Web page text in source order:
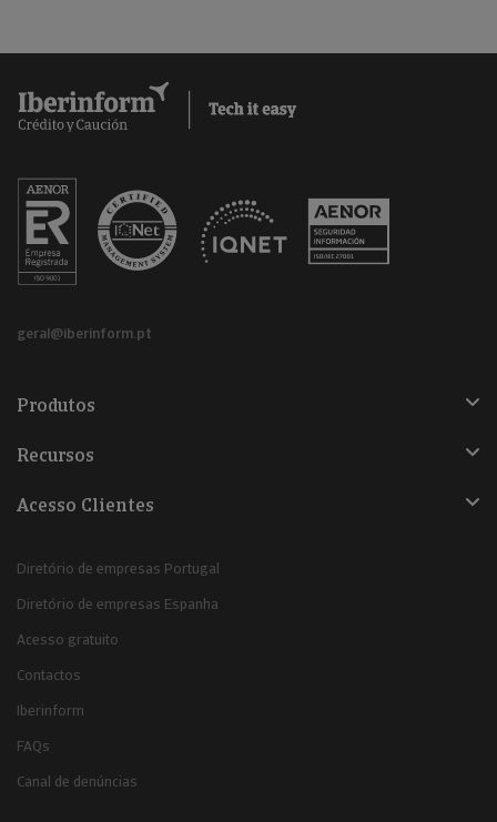
geral@iberinform.pt
Produtos
Recursos
Acesso Clientes
Diretório de empresas Portugal
Diretório de empresas Espanha
Acesso gratuito
Contactos
Iberinform
FAQs
Canal de denúncias